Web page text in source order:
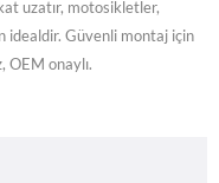
uzatır, motosikletler,
idealdir. Güvenli montaj için
OEM onaylı.